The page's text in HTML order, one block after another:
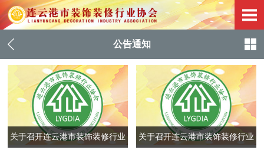
公告通知
关于召开连云港市装饰装修行业 关于召开连云港市装饰装修行业